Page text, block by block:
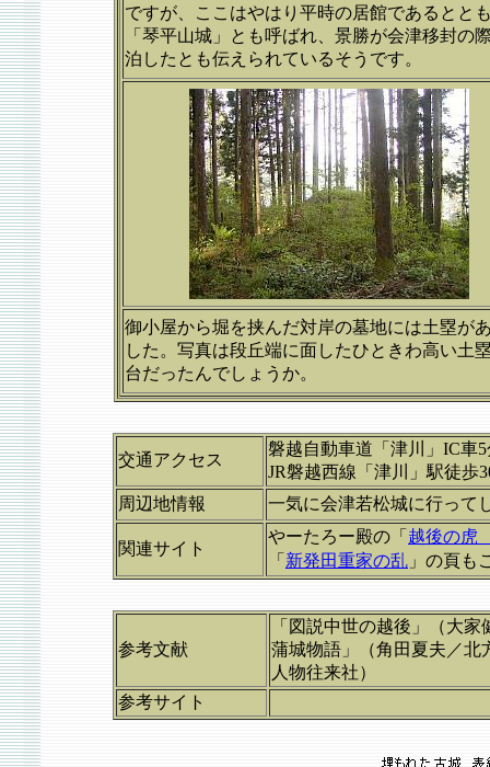
ですが、ここはやはり平時の居館であるとと
「琴平山城」とも呼ばれ、景勝が会津移封の
泊したとも伝えられているそうです。
御小屋から堀を挟んだ対岸の墓地には土塁が
した。写真は段丘端に面したひときわ高い土
台だったんでしょうか。
交通アクセス
磐越自動車道「津川」IC車
JR磐越西線「津川」駅徒歩
周辺地情報
一気に会津若松城に行って
関連サイト
やーたろー殿の「 越後の虎
「 新発田重家の乱 」の頁も
参考文献
「図説中世の越後」（大
蒲城物語」（角田夏夫／北
人物往来社）
参考サイト